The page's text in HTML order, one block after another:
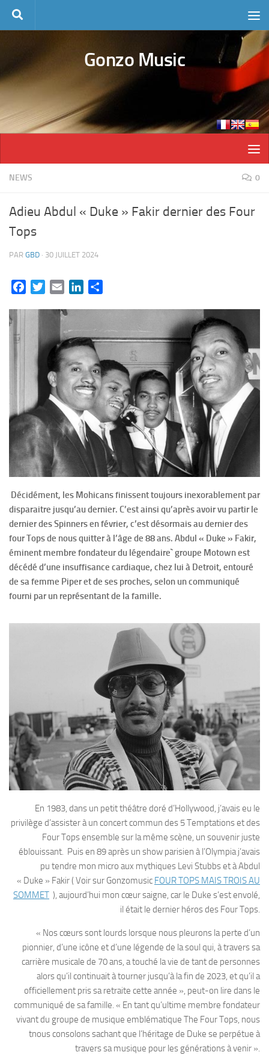
Skip to content
Gonzo Music
NEWS 0
Adieu Abdul « Duke » Fakir dernier des Four
Tops
PAR GBD · 30 JUILLET 2024
FacebookTwitterEmail LinkedIn
Décidément, les Mohicans finissent toujours inexorablement par
disparaitre jusqu’au dernier. C’est ainsi qu’après avoir vu partir le
dernier des Spinners en février, c’est désormais au dernier des
four Tops de nous quitter à l’âge de 88 ans. Abdul « Duke » Fakir,
éminent membre fondateur du légendaire` groupe Motown est
décédé d’une insuffisance cardiaque, chez lui à Detroit, entouré
de sa femme Piper et de ses proches, selon un communiqué
fourni par un représentant de la famille.
En 1983, dans un petit théâtre doré d’Hollywood, j’avais eu le
privilège d’assister à un concert commun des 5 Temptations et des
Four Tops ensemble sur la même scène, un souvenir juste
éblouissant. Puis en 89 après un show parisien à l’Olympia j’avais
pu tendre mon micro aux mythiques Levi Stubbs et à Abdul
« Duke » Fakir ( Voir sur Gonzomusic FOUR TOPS MAIS TROIS AU
SOMMET ), aujourd’hui mon cœur saigne, car le Duke s’est envolé,
il était le dernier héros des Four Tops.
« Nos cœurs sont lourds lorsque nous pleurons la perte d’un
pionnier, d’une icône et d’une légende de la soul qui, à travers sa
carrière musicale de 70 ans, a touché la vie de tant de personnes
alors qu’il continuait à tourner jusqu’à la fin de 2023, et qu’il a
officiellement pris sa retraite cette année », peut-on lire dans le
communiqué de sa famille. « En tant qu’ultime membre fondateur
vivant du groupe de musique emblématique The Four Tops, nous
tnous consolons sachant que l’héritage de Duke se perpétue à
travers sa musique pour les générations à venir ».